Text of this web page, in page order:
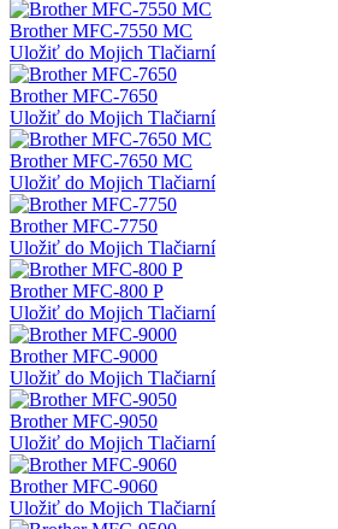
Brother MFC-7550 MC
Uložiť do Mojich Tlačiarní
Brother MFC-7650
Uložiť do Mojich Tlačiarní
Brother MFC-7650 MC
Uložiť do Mojich Tlačiarní
Brother MFC-7750
Uložiť do Mojich Tlačiarní
Brother MFC-800 P
Uložiť do Mojich Tlačiarní
Brother MFC-9000
Uložiť do Mojich Tlačiarní
Brother MFC-9050
Uložiť do Mojich Tlačiarní
Brother MFC-9060
Uložiť do Mojich Tlačiarní